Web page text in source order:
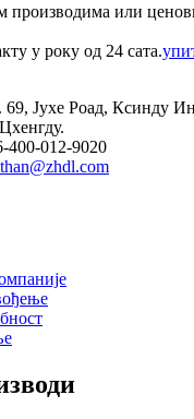
производима или
у року од 24 сата.
69, Јухе Роад, Ксинду
400-012-9020